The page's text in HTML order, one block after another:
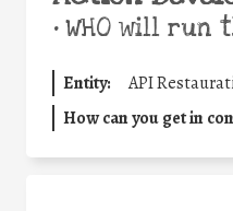
•WHO will run
Entity: API
How can you get in